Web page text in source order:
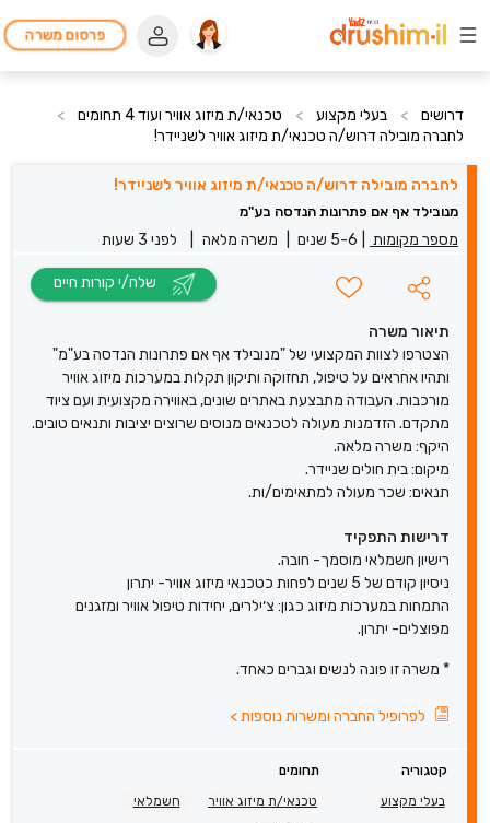
פרסום משרה
דרושים > בעלי מקצוע > טכנאי/ת מיזוג אוויר ועוד 4 תחומים
>
לחברה מובילה דרוש/ה טכנאי/ת מיזוג אוויר לשניידר!
לחברה מובילה דרוש/ה טכנאי/ת מיזוג אוויר לשניידר!
מנובילד אף אם פתרונות הנדסה בע"מ
מספר מקומות 5-6 שנים משרה מלאה לפני 3 שעות
תיאור משרה
הצטרפו לצוות המקצועי של "מנובילד אף אם פתרונות הנדסה בע"מ"
ותהיו אחראים על טיפול, תחזוקה ותיקון תקלות במערכות מיזוג אוויר
מורכבות. העבודה מתבצעת באתרים שונים, באווירה מקצועית ועם ציוד
מתקדם. הזדמנות מעולה לטכנאים מנוסים שרוצים יציבות ותנאים טובים.
היקף: משרה מלאה.
מיקום: בית חולים שניידר.
תנאים: שכר מעולה למתאימים/ות.
דרישות התפקיד
רישיון חשמלאי מוסמך- חובה.
ניסיון קודם של 5 שנים לפחות כטכנאי מיזוג אוויר- יתרון
התמחות במערכות מיזוג כגון: צ׳ילרים, יחידות טיפול אוויר ומזגנים
מפוצלים- יתרון.
* משרה זו פונה לנשים וגברים כאחד.
לפרופיל החברה ומשרות נוספות>
קטגוריה
תחומים
בעלי מקצוע
טכנאי/ת מיזוג אוויר חשמלאי